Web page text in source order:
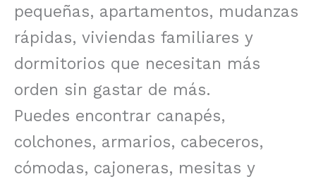
pequeñas, apartamentos, mudanzas
rápidas, viviendas familiares y
dormitorios que necesitan más
orden sin gastar de más.
Puedes encontrar canapés,
colchones, armarios, cabeceros,
cómodas, cajoneras, mesitas y